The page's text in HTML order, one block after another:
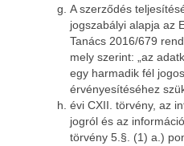
A szerződés
jogszabályi alapja az
Tanács 2016/679
mely szerint: „az
egy harmadik fél
érvényesítéséhez
évi CXII. törvény, az
jogról és az
törvény 5.§. (1) a.)